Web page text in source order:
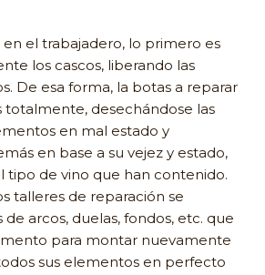
en el trabajadero, lo primero es
los cascos, liberando las
De esa forma, la botas a reparar
totalmente, desechándose las
en mal estado y
en base a su vejez y estado,
tipo de vino que han contenido.
talleres de reparación se
arcos, duelas, fondos, etc. que
para montar nuevamente
sus elementos en perfecto